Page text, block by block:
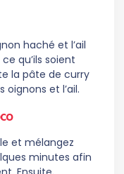
haché et l’ail
qu’ils soient
la pâte de curry
et l’ail.
et mélangez
minutes afin